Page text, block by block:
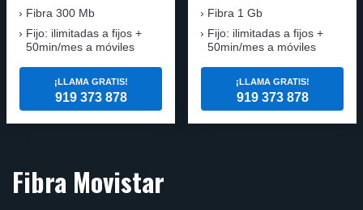
Fibra 300 Mb
Fijo: ilimitadas a fijos +
50min/mes a móviles
¡LLAMA GRATIS!
919 373 878
Fibra 1 Gb
Fijo: ilimitadas a fijos +
50min/mes a móviles
¡LLAMA GRATIS!
919 373 878
Fibra Movistar